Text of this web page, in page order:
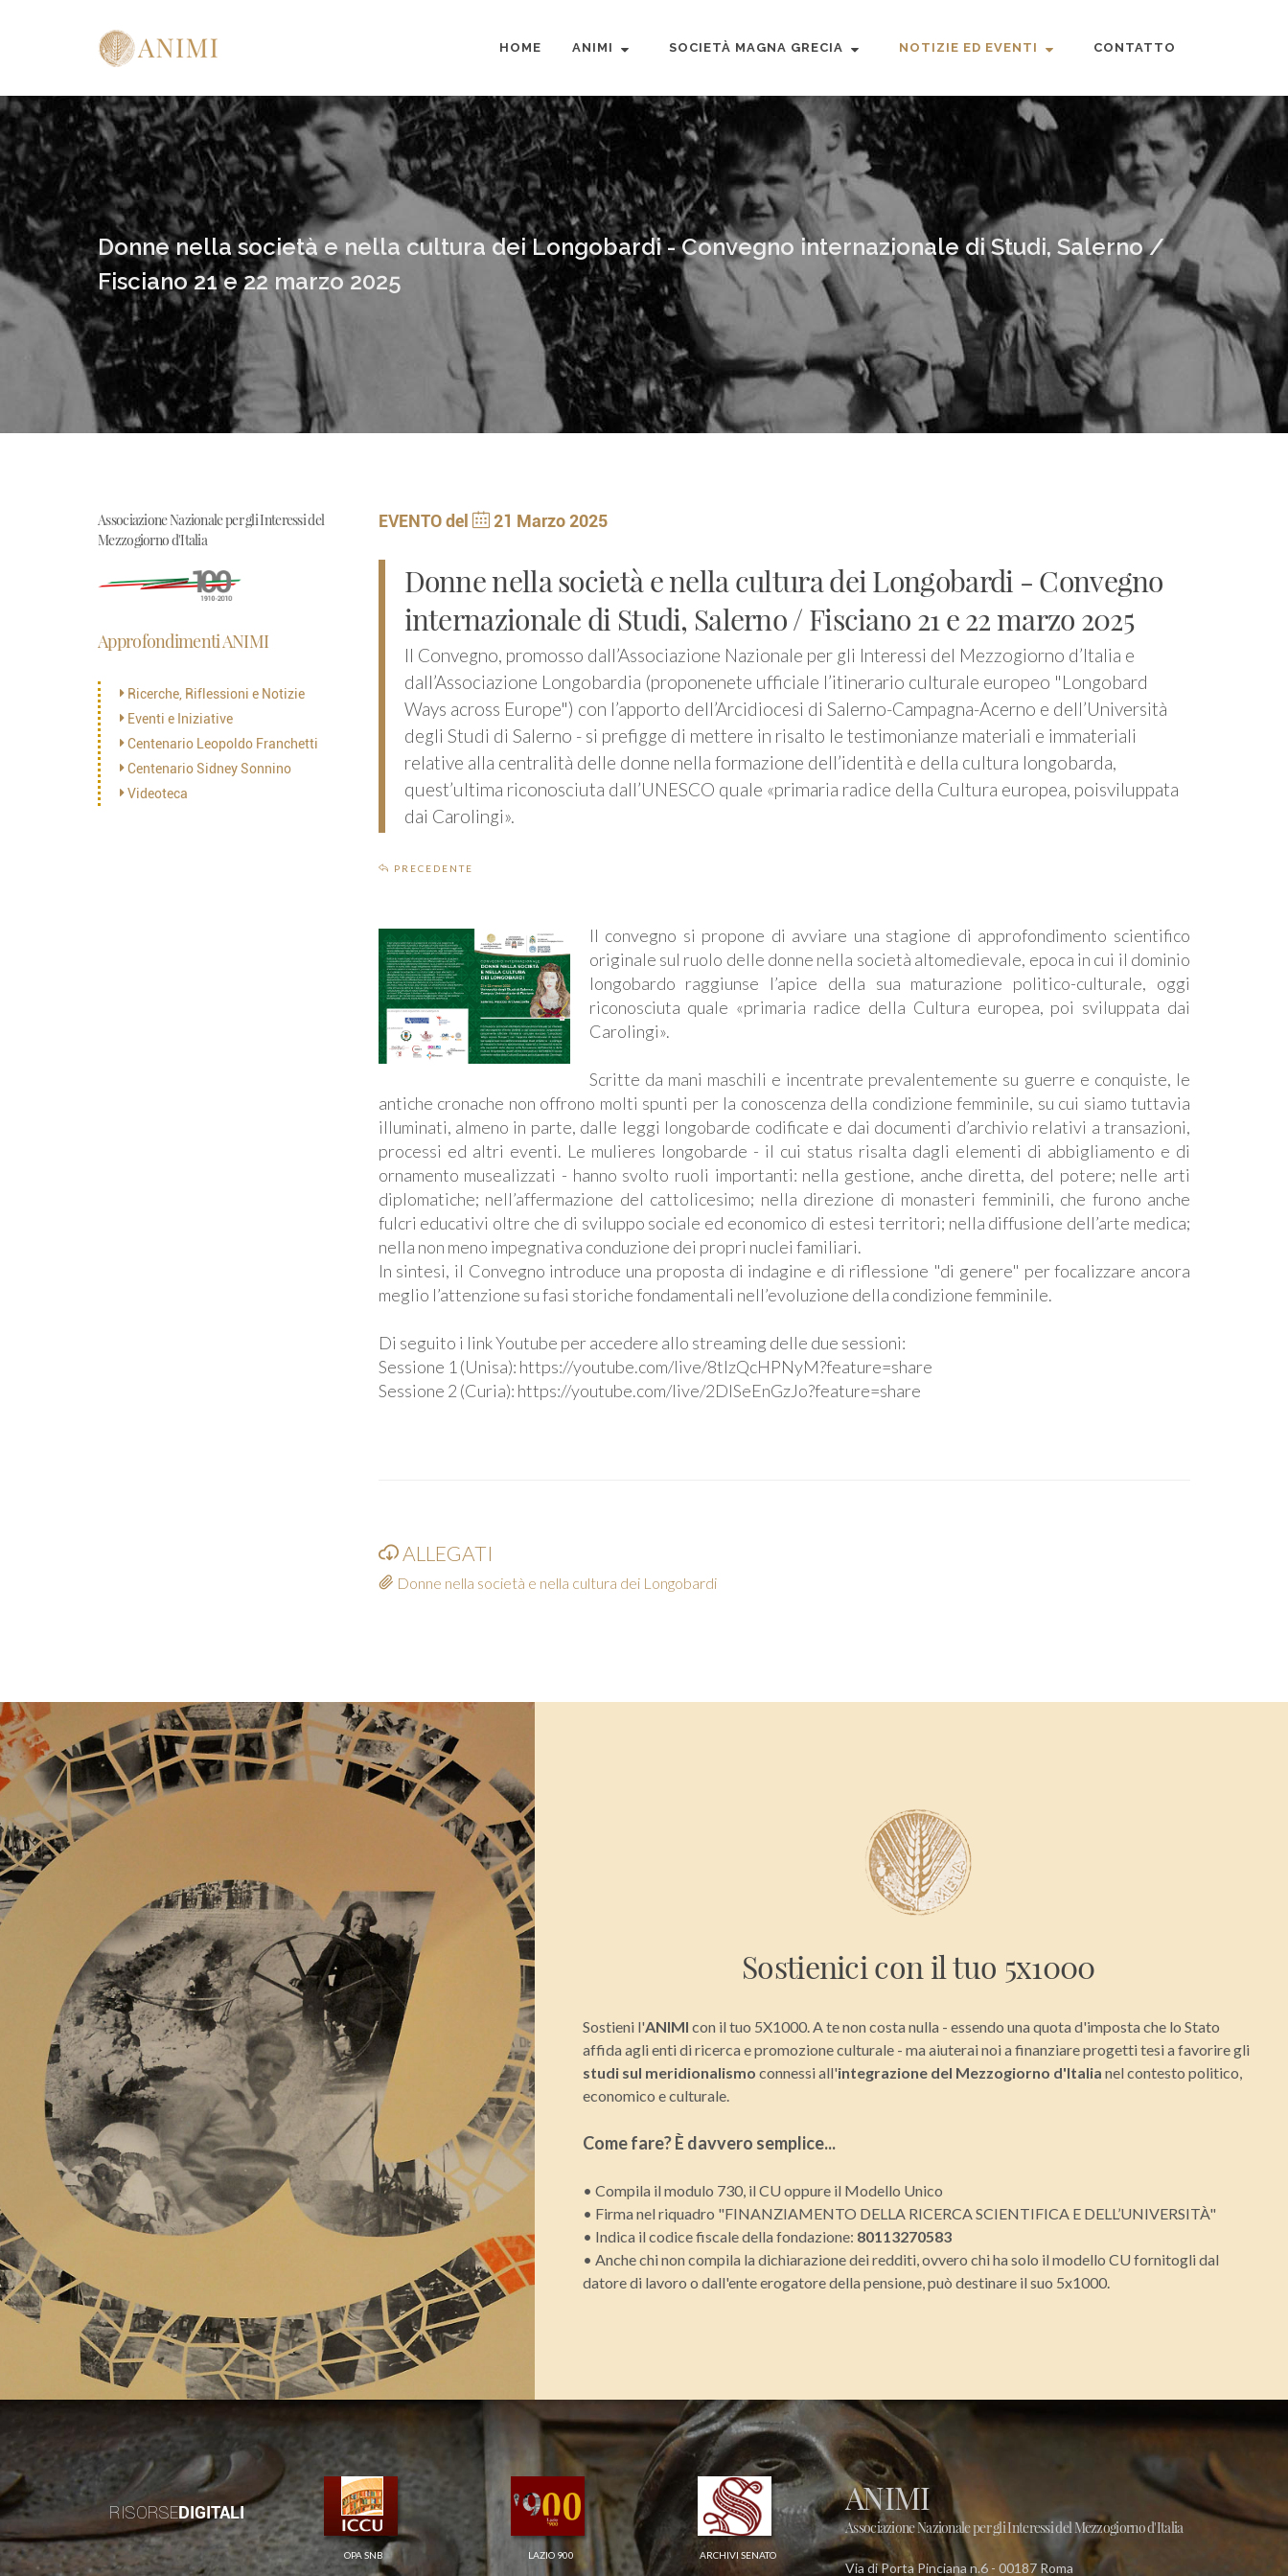
HOME ANIMI SOCIETÀ MAGNA GRECIA NOTIZIE ED EVENTI CONTATTO
Donne nella società e nella cultura dei Longobardi - Convegno internazionale di Studi, Salerno /
Fisciano 21 e 22 marzo 2025
Associazione Nazionale per gli Interessi del
Mezzogiorno d'Italia
Approfondimenti ANIMI
Ricerche, Riflessioni e Notizie
Eventi e Iniziative
Centenario Leopoldo Franchetti
Centenario Sidney Sonnino
Videoteca
EVENTO del 21 Marzo 2025
Donne nella società e nella cultura dei Longobardi - Convegno
internazionale di Studi, Salerno / Fisciano 21 e 22 marzo 2025
Il Convegno, promosso dall’Associazione Nazionale per gli Interessi del Mezzogiorno d’Italia e
dall’Associazione Longobardia (proponenete ufficiale l’itinerario culturale europeo "Longobard
Ways across Europe") con l’apporto dell’Arcidiocesi di Salerno-Campagna-Acerno e dell’Università
degli Studi di Salerno - si prefigge di mettere in risalto le testimonianze materiali e immateriali
relative alla centralità delle donne nella formazione dell’identità e della cultura longobarda,
quest’ultima riconosciuta dall’UNESCO quale «primaria radice della Cultura europea, poisviluppata
dai Carolingi».
PRECEDENTE
Il convegno si propone di avviare una stagione di approfondimento scientifico
originale sul ruolo delle donne nella società altomedievale, epoca in cui il dominio
longobardo raggiunse l’apice della sua maturazione politico-culturale, oggi
riconosciuta quale «primaria radice della Cultura europea, poi sviluppata dai
Carolingi».
Scritte da mani maschili e incentrate prevalentemente su guerre e conquiste, le
antiche cronache non offrono molti spunti per la conoscenza della condizione femminile, su cui siamo tuttavia
illuminati, almeno in parte, dalle leggi longobarde codificate e dai documenti d’archivio relativi a transazioni,
processi ed altri eventi. Le mulieres longobarde - il cui status risalta dagli elementi di abbigliamento e di
ornamento musealizzati - hanno svolto ruoli importanti: nella gestione, anche diretta, del potere; nelle arti
diplomatiche; nell’affermazione del cattolicesimo; nella direzione di monasteri femminili, che furono anche
fulcri educativi oltre che di sviluppo sociale ed economico di estesi territori; nella diffusione dell’arte medica;
nella non meno impegnativa conduzione dei propri nuclei familiari.
In sintesi, il Convegno introduce una proposta di indagine e di riflessione "di genere" per focalizzare ancora
meglio l’attenzione su fasi storiche fondamentali nell’evoluzione della condizione femminile.
Di seguito i link Youtube per accedere allo streaming delle due sessioni:
Sessione 1 (Unisa): https://youtube.com/live/8tIzQcHPNyM?feature=share
Sessione 2 (Curia): https://youtube.com/live/2DlSeEnGzJo?feature=share
ALLEGATI
Donne nella società e nella cultura dei Longobardi
Sostienici con il tuo 5x1000
Sostieni l'ANIMI con il tuo 5X1000. A te non costa nulla - essendo una quota d'imposta che lo Stato
affida agli enti di ricerca e promozione culturale - ma aiuterai noi a finanziare progetti tesi a favorire gli
studi sul meridionalismo connessi all'integrazione del Mezzogiorno d'Italia nel contesto politico,
economico e culturale.
Come fare? È davvero semplice...
• Compila il modulo 730, il CU oppure il Modello Unico
• Firma nel riquadro "FINANZIAMENTO DELLA RICERCA SCIENTIFICA E DELL’UNIVERSITÀ"
• Indica il codice fiscale della fondazione: 80113270583
• Anche chi non compila la dichiarazione dei redditi, ovvero chi ha solo il modello CU fornitogli dal
datore di lavoro o dall'ente erogatore della pensione, può destinare il suo 5x1000.
RISORSEDIGITALI
OPA SNB LAZIO 900 ARCHIVI SENATO
ANIMI
Associazione Nazionale per gli Interessi del Mezzogiorno d'Italia
Via di Porta Pinciana n.6 - 00187 Roma